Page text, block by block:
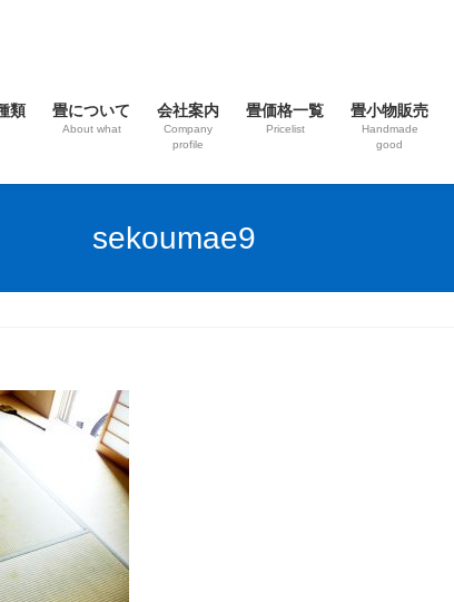
類 畳について
About what
会社案内
Company
profile
畳価格一覧
Pricelist
畳小物販売
Handmade
good
sekoumae9